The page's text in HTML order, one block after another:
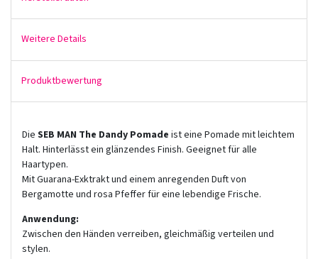
Weitere Details
Produktbewertung
Die SEB MAN The Dandy Pomade ist eine Pomade mit leichtem
Halt. Hinterlässt ein glänzendes Finish. Geeignet für alle
Haartypen.
Mit Guarana-Exktrakt und einem anregenden Duft von
Bergamotte und rosa Pfeffer für eine lebendige Frische.
Anwendung:
Zwischen den Händen verreiben, gleichmäßig verteilen und
stylen.